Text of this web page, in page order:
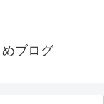
ブログ